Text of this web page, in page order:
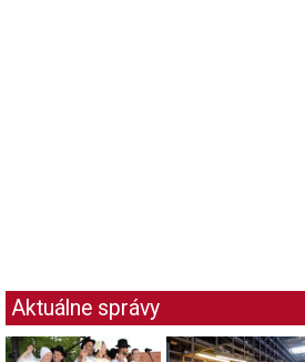
Aktuálne správy